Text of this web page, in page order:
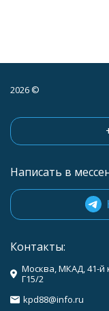
2026 ©
Написать в
Контакты:
Москва, МКАД, 41-й
Г15/2
kpd88@info.ru